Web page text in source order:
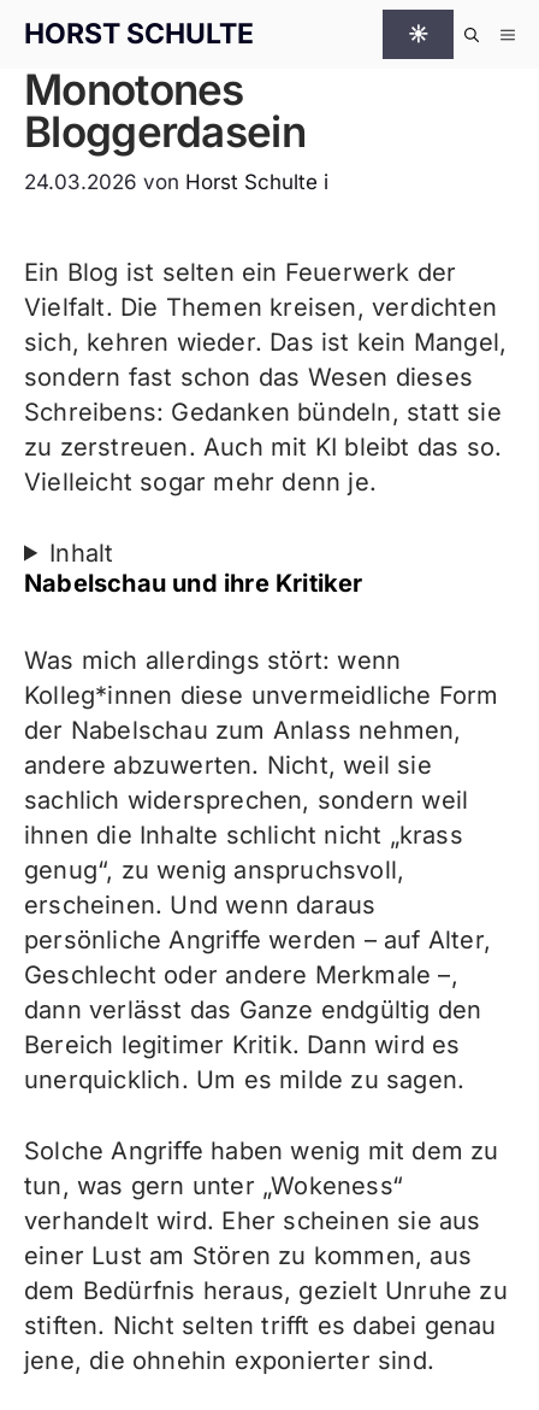
HORST SCHULTE ☀
Monotones
Bloggerdasein
24.03.2026 von Horst Schulte i
Ein Blog ist selten ein Feuerwerk der
Vielfalt. Die Themen kreisen, verdichten
sich, kehren wieder. Das ist kein Mangel,
sondern fast schon das Wesen dieses
Schreibens: Gedanken bündeln, statt sie
zu zerstreuen. Auch mit KI bleibt das so.
Vielleicht sogar mehr denn je.
Inhalt
Nabelschau und ihre Kritiker
Was mich allerdings stört: wenn
Kolleg*innen diese unvermeidliche Form
der Nabelschau zum Anlass nehmen,
andere abzuwerten. Nicht, weil sie
sachlich widersprechen, sondern weil
ihnen die Inhalte schlicht nicht „krass
genug“, zu wenig anspruchsvoll,
erscheinen. Und wenn daraus
persönliche Angriffe werden – auf Alter,
Geschlecht oder andere Merkmale –,
dann verlässt das Ganze endgültig den
Bereich legitimer Kritik. Dann wird es
unerquicklich. Um es milde zu sagen.
Solche Angriffe haben wenig mit dem zu
tun, was gern unter „Wokeness“
verhandelt wird. Eher scheinen sie aus
einer Lust am Stören zu kommen, aus
dem Bedürfnis heraus, gezielt Unruhe zu
stiften. Nicht selten trifft es dabei genau
jene, die ohnehin exponierter sind.